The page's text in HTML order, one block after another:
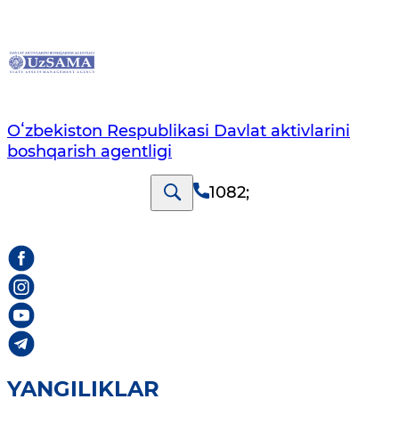
Oʻzbekiston Respublikasi Davlat aktivlarini
boshqarish agentligi
1082;
YANGILIKLAR